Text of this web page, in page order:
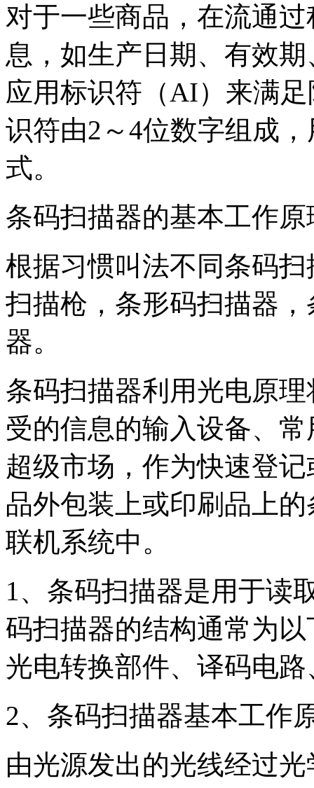
对于一些商品，在流通
息，如生产日期、有效
应用标识符（AI）来满
识符由2～4位数字组成
式。
条码扫描器的基本工作原
根据习惯叫法不同条码
扫描枪，条形码扫描器
器。
条码扫描器利用光电原
受的信息的输入设备、
超级市场，作为快速登
品外包装上或印刷品上
联机系统中。
1、条码扫描器是用于读
码扫描器的结构通常为
光电转换部件、译码电
2、条码扫描器基本工作
由光源发出的光线经过